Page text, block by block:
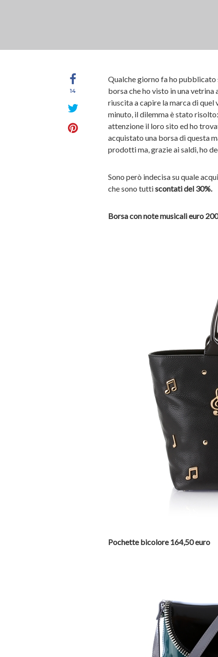
14
Qualche giorno fa ho pubblicato
borsa che ho visto in una vetrina
riuscita a capire la marca di
minuto, il dilemma è stato
attenzione il loro sito ed ho
acquistato una borsa di questa
prodotti ma, grazie ai saldi, ho
Sono però indecisa su quale
che sono tuttiscontati del 30%.
Borsa con note musicali euro
Pochette bicolore 164,50 euro